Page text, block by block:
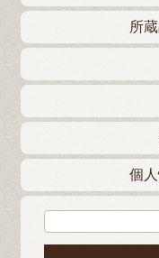
所
個